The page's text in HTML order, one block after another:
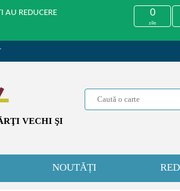
AU REDUCERE
0
zile
VECHI ŞI
NOUTĂȚI